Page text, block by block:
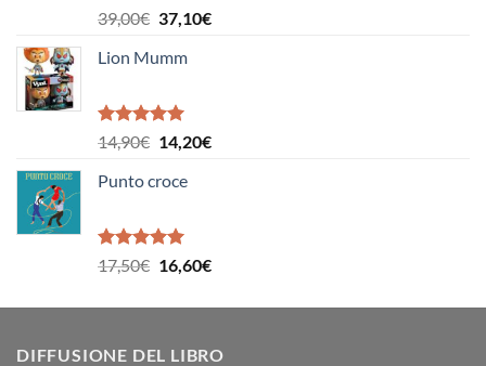
Valutato
5.00
39,00€ Il
originale
39,00€.
37,10€Il
Lion Mumm
Valutato
5.00
14,90€ Il
originale
14,90€.
14,20€Il
Punto croce
Valutato
5.00
17,50€ Il
originale
17,50€.
16,60€Il
attuale
16,60€.
DIFFUSIONE DEL LIBRO